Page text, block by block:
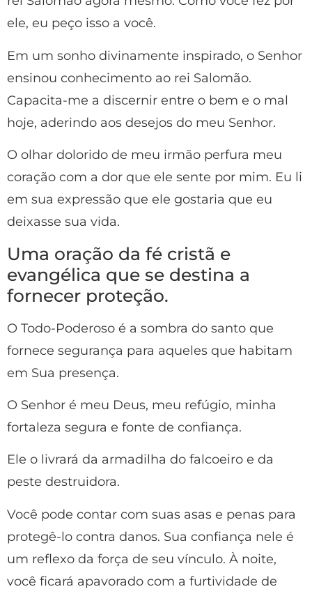
ele, eu peço isso a você.
Em um sonho divinamente inspirado, o Senhor
ensinou conhecimento ao rei Salomão.
Capacita-me a discernir entre o bem e o mal
hoje, aderindo aos desejos do meu Senhor.
O olhar dolorido de meu irmão perfura meu
coração com a dor que ele sente por mim. Eu li
em sua expressão que ele gostaria que eu
deixasse sua vida.
Uma oração da fé cristã e
evangélica que se destina a
fornecer proteção.
O Todo-Poderoso é a sombra do santo que
fornece segurança para aqueles que habitam
em Sua presença.
O Senhor é meu Deus, meu refúgio, minha
fortaleza segura e fonte de confiança.
Ele o livrará da armadilha do falcoeiro e da
peste destruidora.
Você pode contar com suas asas e penas para
protegê-lo contra danos. Sua confiança nele é
um reflexo da força de seu vínculo. À noite,
você ficará apavorado com a furtividade de